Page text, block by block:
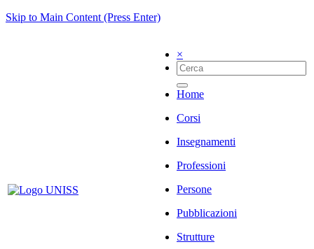
Skip to Main Content (Press Enter)
×
Home
Corsi
Insegnamenti
Professioni
Persone
Pubblicazioni
Strutture